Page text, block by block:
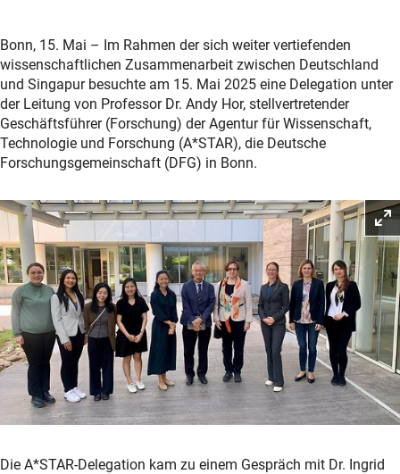
Bonn, 15. Mai – Im Rahmen der sich weiter vertiefenden
wissenschaftlichen Zusammenarbeit zwischen Deutschland
und Singapur besuchte am 15. Mai 2025 eine Delegation unter
der Leitung von Professor Dr. Andy Hor, stellvertretender
Geschäftsführer (Forschung) der Agentur für Wissenschaft,
Technologie und Forschung (A*STAR), die Deutsche
Forschungsgemeinschaft (DFG) in Bonn.
Die A*STAR-Delegation kam zu einem Gespräch mit Dr. Ingrid